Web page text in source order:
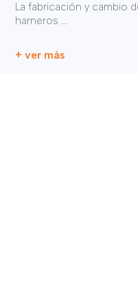
La fabricación y cambio
harneros ...
+ ver más